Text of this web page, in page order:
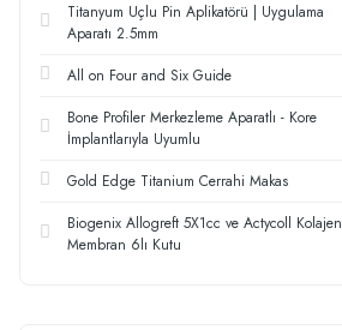
Titanyum Uçlu Pin Aplikatörü | Uygulama
Aparatı 2.5mm
All on Four and Six Guide
Bone Profiler Merkezleme Aparatlı - Kore
İmplantlarıyla Uyumlu
Gold Edge Titanium Cerrahi Makas
Biogenix Allogreft 5X1cc ve Actycoll Kolajen
Membran 6lı Kutu